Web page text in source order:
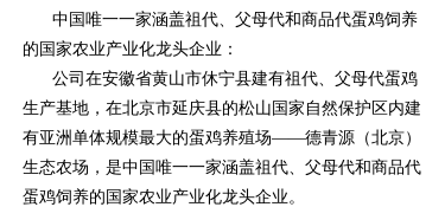
中国唯一一家涵盖祖代、父母代和商品代蛋鸡饲养
的国家农业产业化龙头企业：
公司在安徽省黄山市休宁县建有祖代、父母代蛋鸡
生产基地，在北京市延庆县的松山国家自然保护区内建
有亚洲单体规模最大的蛋鸡养殖场——德青源（北京）
生态农场，是中国唯一一家涵盖祖代、父母代和商品代
蛋鸡饲养的国家农业产业化龙头企业。